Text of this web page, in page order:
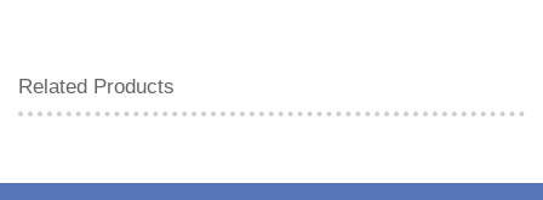
Related Products